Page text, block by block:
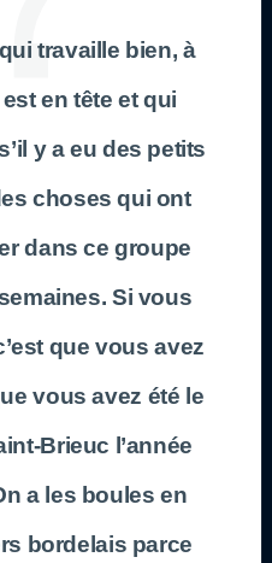
travaille bien, à
en tête et qui
y a eu des petits
choses qui ont
dans ce groupe
Si vous
que vous avez
vous avez été le
Brieuc l’année
a les boules en
bordelais parce